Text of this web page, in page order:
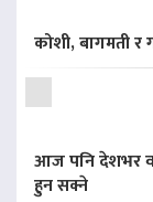
कोशी, बागमती र
आज पनि देशभर
हुन सक्ने